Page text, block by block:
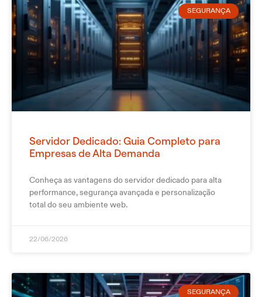
SEGURANÇA
Servidor Dedicado: Guia Completo para
Empresas de Alta Demanda
Conheça as vantagens do servidor dedicado para alta
performance, segurança avançada e personalização
total do seu ambiente web.
22/06/2026
SEGURANÇA